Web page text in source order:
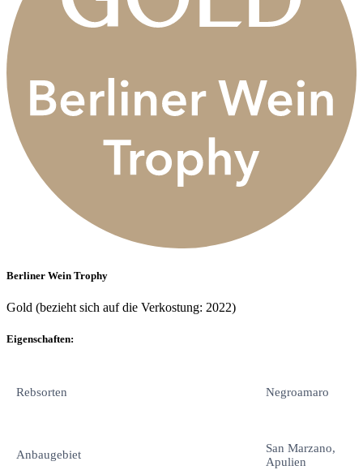
Berliner Wein Trophy
Gold (bezieht sich auf die Verkostung: 2022)
Eigenschaften:
Rebsorten Negroamaro
Anbaugebiet
San Marzano,
Apulien